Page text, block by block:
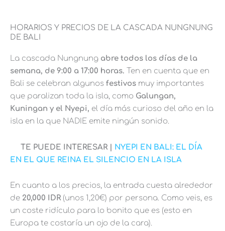
HORARIOS Y PRECIOS DE LA CASCADA NUNGNUNG
DE BALI
La cascada Nungnung abre todos los días de la
semana, de 9:00 a 17:00 horas. Ten en cuenta que en
Bali se celebran algunos festivos muy importantes
que paralizan toda la isla, como Galungan,
Kuningan y el Nyepi, el día más curioso del año en la
isla en la que NADIE emite ningún sonido.
TE PUEDE INTERESAR | NYEPI EN BALI: EL DÍA
EN EL QUE REINA EL SILENCIO EN LA ISLA
En cuanto a los precios, la entrada cuesta alrededor
de 20,000 IDR (unos 1,20€) por persona. Como veis, es
un coste ridículo para lo bonito que es (esto en
Europa te costaría un ojo de la cara).